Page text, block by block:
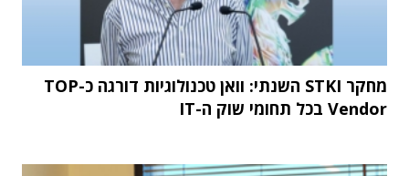
מחקר STKI השנתי: וואן טכנולוגיות דורגה כ-TOP
Vendor בכל תחומי שוק ה-IT